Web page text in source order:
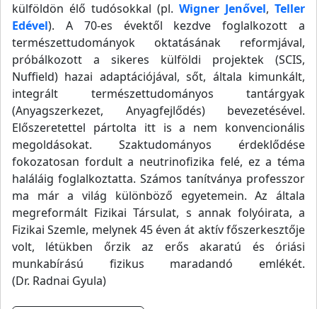
külföldön élő tudósokkal (pl. Wigner Jenővel, Teller
Edével). A 70-es évektől kezdve foglalkozott a
természettudományok oktatásának reformjával,
próbálkozott a sikeres külföldi projektek (SCIS,
Nuffield) hazai adaptációjával, sőt, általa kimunkált,
integrált természettudományos tantárgyak
(Anyagszerkezet, Anyagfejlődés) bevezetésével.
Előszeretettel pártolta itt is a nem konvencionális
megoldásokat. Szaktudományos érdeklődése
fokozatosan fordult a neutrinofizika felé, ez a téma
haláláig foglalkoztatta. Számos tanítványa professzor
ma már a világ különböző egyetemein. Az általa
megreformált Fizikai Társulat, s annak folyóirata, a
Fizikai Szemle, melynek 45 éven át aktív főszerkesztője
volt, létükben őrzik az erős akaratú és óriási
munkabírású fizikus maradandó emlékét.
(Dr. Radnai Gyula)